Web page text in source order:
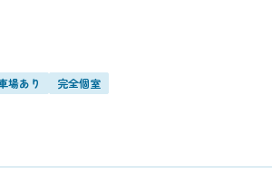
場あり 完全個室